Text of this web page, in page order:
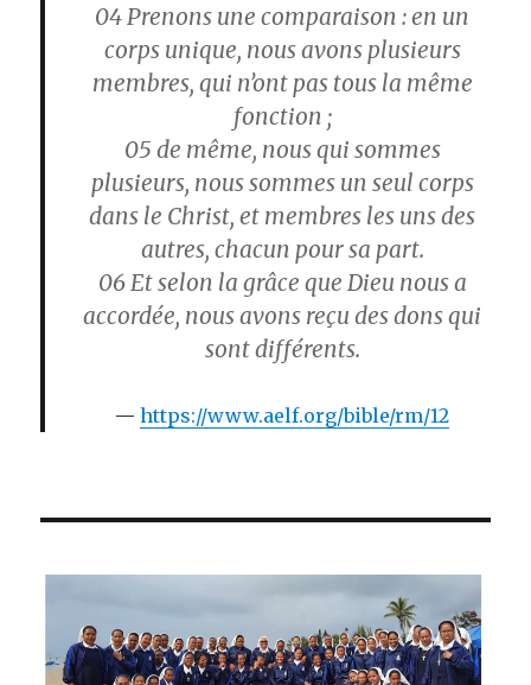
04Prenons une comparaison : en un
corps unique, nous avons plusieurs
membres, qui n’ont pas tous la même
fonction ;
05 de même, nous qui sommes
plusieurs, nous sommes un seul corps
dans le Christ, et membres les uns des
autres, chacun pour sa part.
06Et selon la grâce que Dieu nous a
accordée, nous avons reçu des dons qui
sont différents.
https://www.aelf.org/bible/rm/12